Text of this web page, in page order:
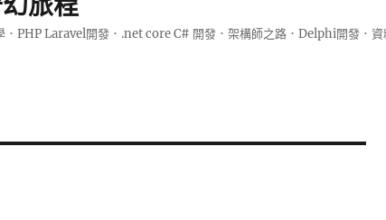
PHP Laravel開發．.net core C# 開發．架構師之路．Delphi開發．資